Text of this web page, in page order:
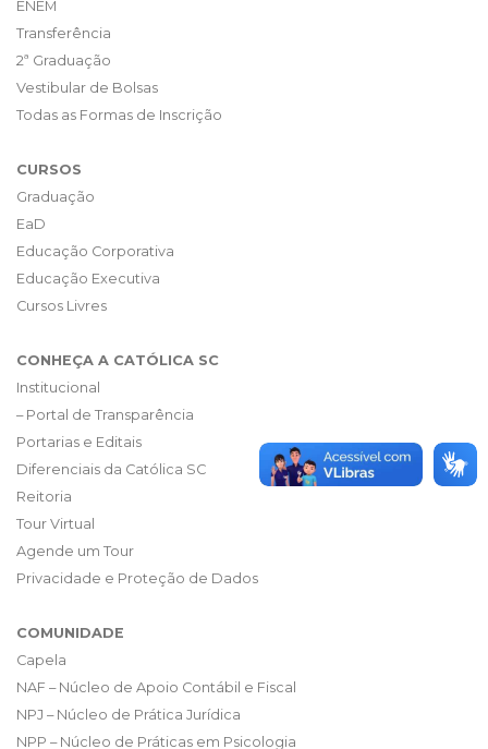
ENEM
Transferência
2ª Graduação
Vestibular de Bolsas
Todas as Formas de Inscrição
CURSOS
Graduação
EaD
Educação Corporativa
Educação Executiva
Cursos Livres
CONHEÇA A CATÓLICA SC
Institucional
– Portal de Transparência
Portarias e Editais
Diferenciais da Católica SC
Reitoria
Tour Virtual
Agende um Tour
Privacidade e Proteção de Dados
COMUNIDADE
Capela
NAF – Núcleo de Apoio Contábil e Fiscal
NPJ – Núcleo de Prática Jurídica
NPP – Núcleo de Práticas em Psicologia